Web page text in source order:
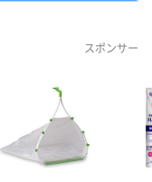
スポンサー